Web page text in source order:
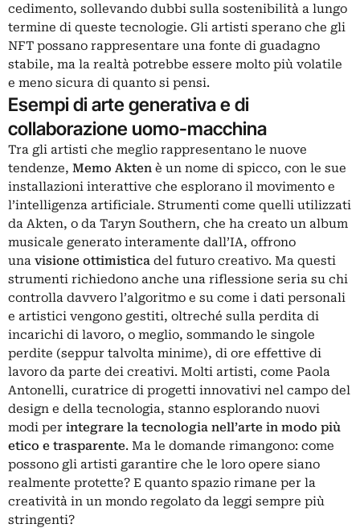
cedimento, sollevando dubbi sulla sostenibilità a lungo
termine di queste tecnologie. Gli artisti sperano che gli
NFT possano rappresentare una fonte di guadagno
stabile, ma la realtà potrebbe essere molto più volatile
e meno sicura di quanto si pensi.
Esempi di arte generativa e di
collaborazione uomo-macchina
Tra gli artisti che meglio rappresentano le nuove
tendenze, Memo Akten è un nome di spicco, con le sue
installazioni interattive che esplorano il movimento e
l’intelligenza artificiale. Strumenti come quelli utilizzati
da Akten, o da Taryn Southern, che ha creato un album
musicale generato interamente dall’IA, offrono
una visione ottimistica del futuro creativo. Ma questi
strumenti richiedono anche una riflessione seria su chi
controlla davvero l’algoritmo e su come i dati personali
e artistici vengono gestiti, oltreché sulla perdita di
incarichi di lavoro, o meglio, sommando le singole
perdite (seppur talvolta minime), di ore effettive di
lavoro da parte dei creativi. Molti artisti, come Paola
Antonelli, curatrice di progetti innovativi nel campo del
design e della tecnologia, stanno esplorando nuovi
modi per integrare la tecnologia nell’arte in modo più
etico e trasparente. Ma le domande rimangono: come
possono gli artisti garantire che le loro opere siano
realmente protette? E quanto spazio rimane per la
creatività in un mondo regolato da leggi sempre più
stringenti?